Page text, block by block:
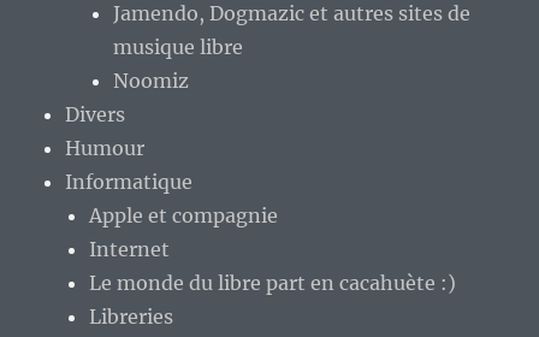
Jamendo, Dogmazic et autres sites de
musique libre
Noomiz
Divers
Humour
Informatique
Apple et compagnie
Internet
Le monde du libre part en cacahuète :)
Libreries